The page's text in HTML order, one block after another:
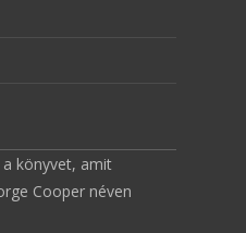
a könyvet, amit
Cooper néven